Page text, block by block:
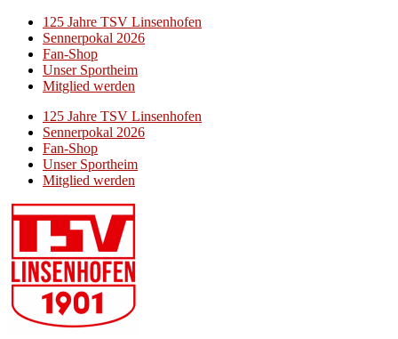
125 Jahre TSV Linsenhofen
Sennerpokal 2026
Fan-Shop
Unser Sportheim
Mitglied werden
125 Jahre TSV Linsenhofen
Sennerpokal 2026
Fan-Shop
Unser Sportheim
Mitglied werden